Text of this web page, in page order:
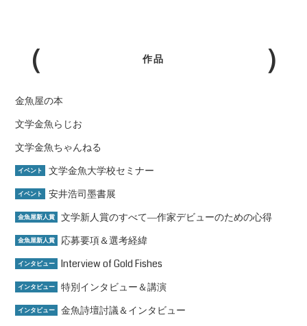
作品
金魚屋の本
文学金魚らじお
文学金魚ちゃんねる
イベント 文学金魚大学校セミナー
イベント 安井浩司墨書展
金魚屋新人賞 文学新人賞のすべて―作家デビューのための心得
金魚屋新人賞 応募要項＆選考経緯
インタビュー Interview of Gold Fishes
インタビュー 特別インタビュー＆講演
インタビュー 金魚詩壇討議＆インタビュー